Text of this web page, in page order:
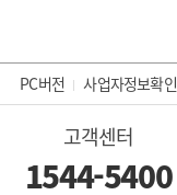
PC버전 사업자정보확인
고객센터
1544-5400